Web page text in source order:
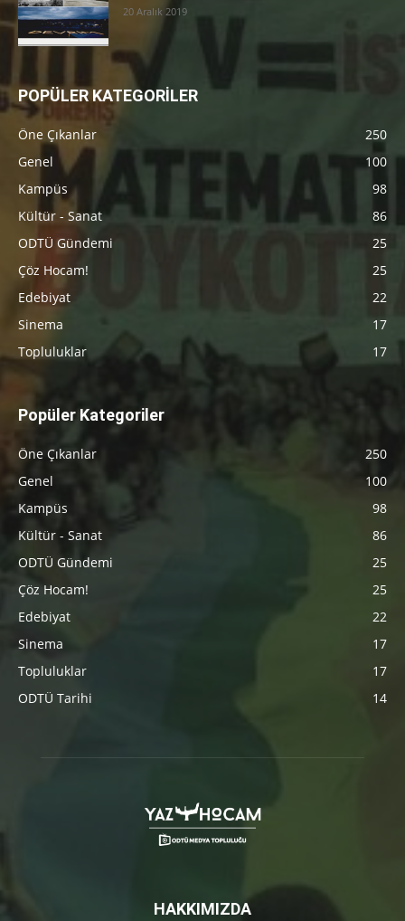
20 Aralık 2019
POPÜLER KATEGORİLER
Öne Çıkanlar
250
Genel
100
Kampüs
98
Kültür - Sanat
86
ODTÜ Gündemi
25
Çöz Hocam!
25
Edebiyat
22
Sinema
17
Topluluklar
17
Popüler Kategoriler
Öne Çıkanlar
250
Genel
100
Kampüs
98
Kültür - Sanat
86
ODTÜ Gündemi
25
Çöz Hocam!
25
Edebiyat
22
Sinema
17
Topluluklar
17
ODTÜ Tarihi
14
HAKKIMIZDA